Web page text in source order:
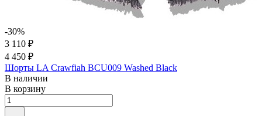
-30%
3 110 ₽
4 450 ₽
Шорты LA Crawfiah BCU009 Washed Black
В наличии
В корзину